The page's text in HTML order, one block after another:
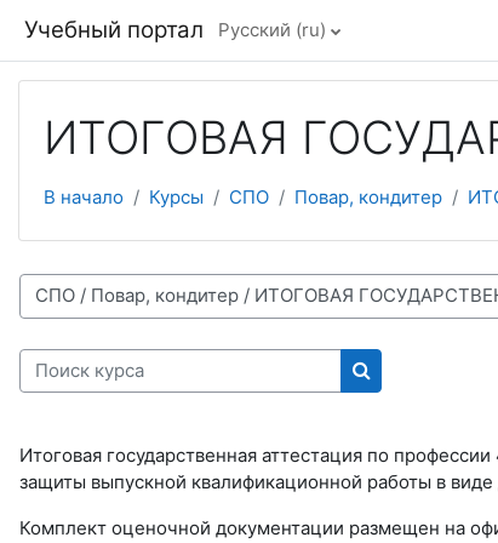
Учебный портал Русский ‎(ru)‎
ИТОГОВАЯ
В начало Курсы СПО Повар, кондитер
курсов
Поиск курса
Поиск курса
Итоговая государственная аттестация по
защиты выпускной квалификационной работы в
Комплект оценочной документации размещен на